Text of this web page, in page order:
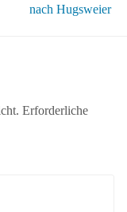
nach Hugsweier
Erforderliche